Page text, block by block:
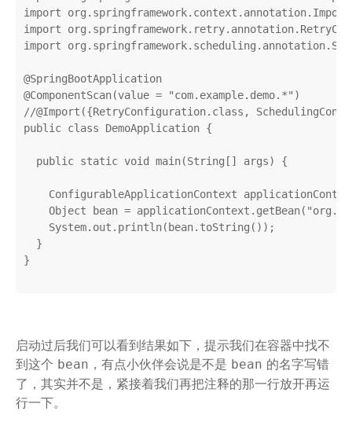
import
import
import
@SpringBootApplication
@ComponentScan(value = "com.example.demo.*"
//@Import({RetryConfiguration.class,
public class DemoApplication {
public static void main(String[] args) {
ConfigurableApplicationContext
Object bean = applicationContext.getBean(
System.out.println(bean.toString());
}
}
启动过后我们可以看到结果如下，提示我们在容器中找不
到这个 bean ，有点小伙伴会说是不是 bean 的名字写错
了，其实并不是，紧接着我们再把注释的那一行放开再运
行一下。